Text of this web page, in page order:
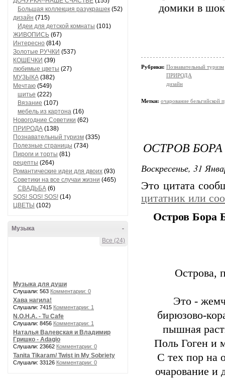
Большая коллекция разукрашек (52)
дизайн (715)
Идеи для детской комнаты (101)
ЖИВОПИСЬ (67)
Интересно (814)
Золотые РУЧКИ (537)
КОШЕЧКИ (39)
любимые цветы (27)
МУЗЫКА (382)
Мечтаю (549)
шитье (222)
Вязание (107)
мебель из картона (16)
Новогодние Советики (62)
ПРИРОДА (138)
Познавательный туризм (335)
Полезные страницы (734)
Пироги и торты (81)
рецепты (264)
Романтические идеи для двоих (93)
Советики на все случаи жизни (465)
СВАДЬБА (6)
SOS! SOS! SOS! (14)
ЦВЕТЫ (102)
-
Музыка
Все (24)
Музыка для души
Слушали: 563 Комментарии: 0
Хава нагила!
Слушали: 7415 Комментарии: 1
N.O.H.A. - Tu Cafe
Слушали: 8456 Комментарии: 1
Наталья Валевская и Владимир
Гришко - Adagio
Слушали: 23662 Комментарии: 0
Tanita Tikaram/ Twist in My Sobriety
Слушали: 33126 Комментарии: 0
домики в
Рубрики: Познавательный туризм
ПРИРОДА
дизайн
Метки: очарование бельгийской
ОСТРОВ
Воскресенье, 31
Это цитата
цитатник или
Остров Бора
Острова,
Это -
бирюзово-
пышная
Поль Гоген и
С тех пор на
очарование и